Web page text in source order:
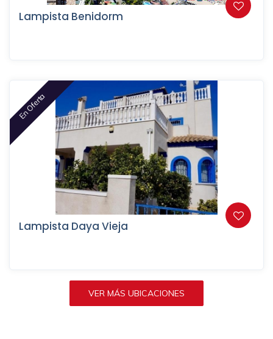
Lampista Benidorm
En Oferta
Lampista Daya Vieja
VER MÁS UBICACIONES